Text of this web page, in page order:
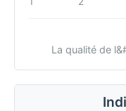
La qualité de